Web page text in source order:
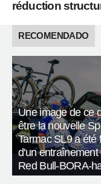
réduction
RECOMENDADO
Une image de ce
être la nouvelle
Tarmac SL9 a été
d'un entraînement
Red Bull-BORA-